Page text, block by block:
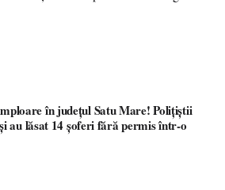
în județul Satu Mare! Polițiștii
au lăsat 14 șoferi fără permis într-o